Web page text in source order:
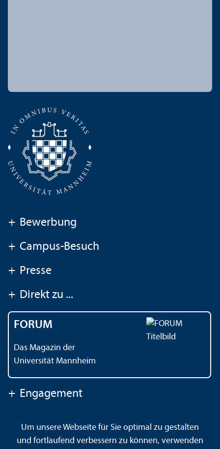
+ Bewerbung
+ Campus-Besuch
+ Presse
+ Direkt zu ...
FORUM
Das Magazin der
Universität Mannheim
+ Engagement
Kontakt Impressum Datenschutz
Barrierefreiheit
Gebärdensprache
Leichte Sprache Sitemap
Um unsere Webseite für Sie optimal zu gestalten
und fortlaufend verbessern zu können, verwenden